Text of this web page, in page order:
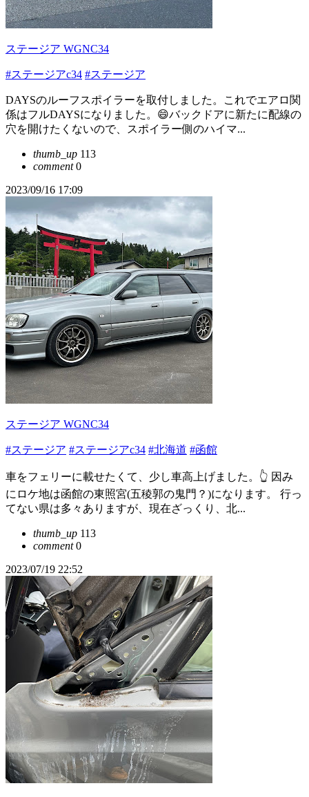
ステージア WGNC34
#ステージアc34 #ステージア
DAYSのルーフスポイラーを取付しました。これでエアロ関
係はフルDAYSになりました。😄バックドアに新たに配線の
穴を開けたくないので、スポイラー側のハイマ...
thumb_up 113
comment0
2023/09/16 17:09
ステージア WGNC34
#ステージア #ステージアc34 #北海道 #函館
車をフェリーに載せたくて、少し車高上げました。👆 因み
にロケ地は函館の東照宮(五稜郭の鬼門？)になります。 行っ
てない県は多々ありますが、現在ざっくり、北...
thumb_up 113
comment0
2023/07/19 22:52